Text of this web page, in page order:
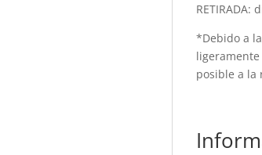
RETIRADA:
*Debido a
posible a la